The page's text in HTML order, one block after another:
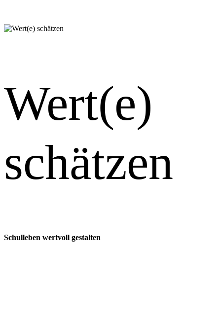
Wert(e)
schätzen
Schulleben wertvoll gestalten